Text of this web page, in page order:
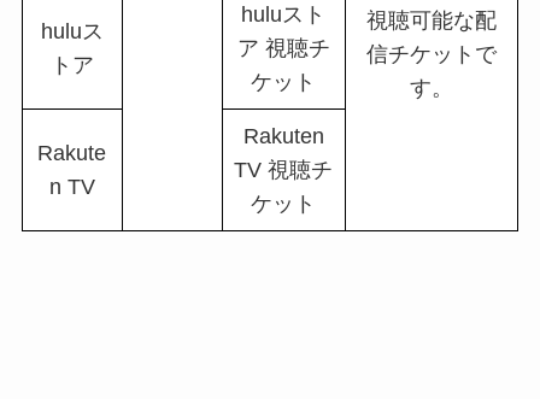
視聴可能な配
信チケットで
す。
huluス
トア
huluスト
ア 視聴チ
ケット
Rakute
n TV
Rakuten
TV 視聴チ
ケット